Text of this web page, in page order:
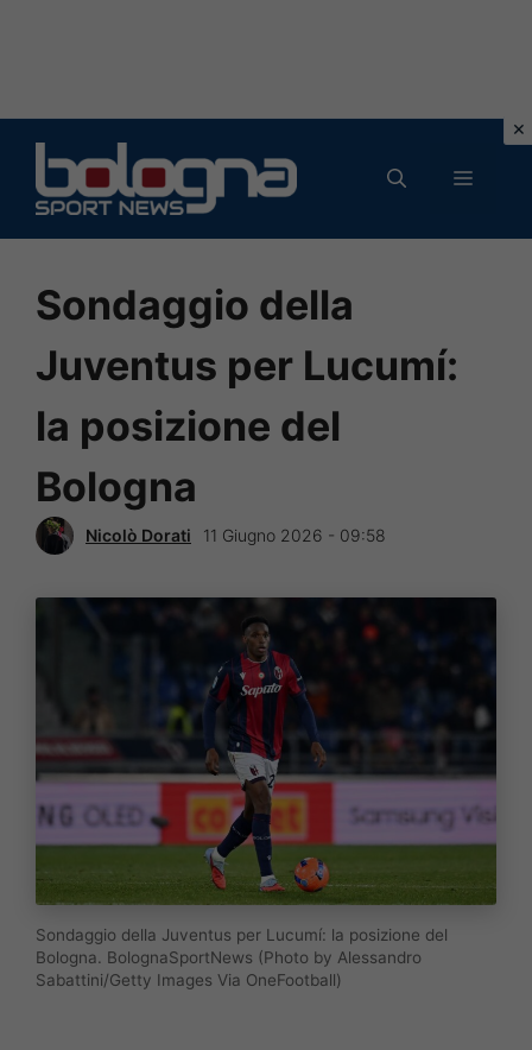
contenuto
MENU
Sondaggio della
Juventus per Lucumí:
la posizione del
Bologna
Nicolò Dorati 11 Giugno 2026 - 09:58
Sondaggio della Juventus per Lucumí: la posizione del
Bologna. BolognaSportNews (Photo by Alessandro
Sabattini/Getty Images Via OneFootball)